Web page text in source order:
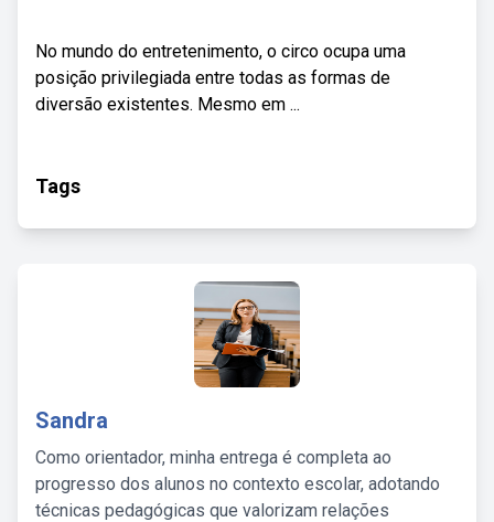
No mundo do entretenimento, o circo ocupa uma
posição privilegiada entre todas as formas de
diversão existentes. Mesmo em ...
Tags
Sandra
Como orientador, minha entrega é completa ao
progresso dos alunos no contexto escolar, adotando
técnicas pedagógicas que valorizam relações